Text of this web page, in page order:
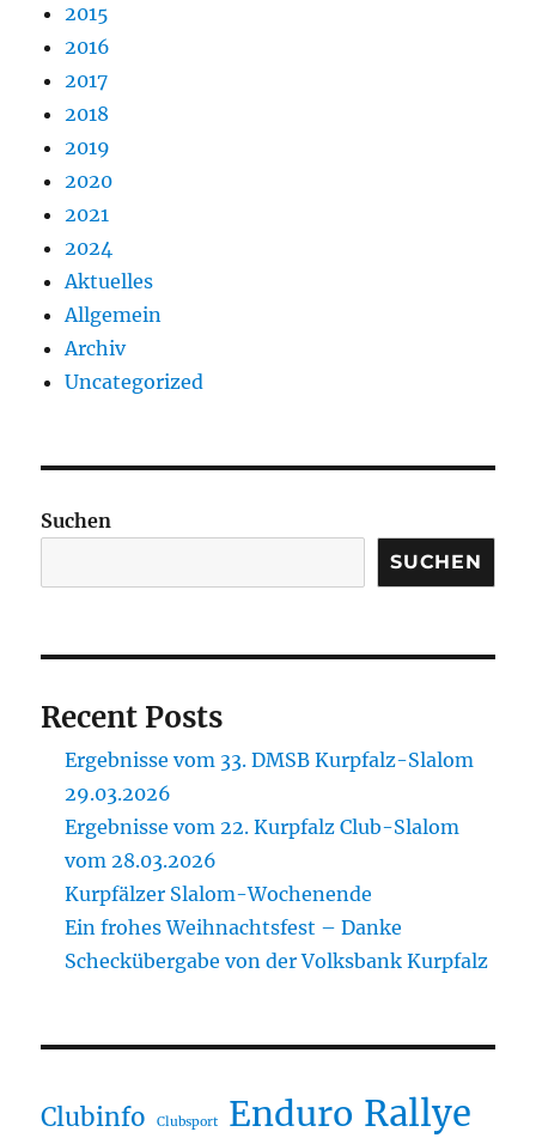
2015
2016
2017
2018
2019
2020
2021
2024
Aktuelles
Allgemein
Archiv
Uncategorized
Suchen
SUCHEN
Recent Posts
Ergebnisse vom 33. DMSB Kurpfalz-Slalom
29.03.2026
Ergebnisse vom 22. Kurpfalz Club-Slalom
vom 28.03.2026
Kurpfälzer Slalom-Wochenende
Ein frohes Weihnachtsfest – Danke
Scheckübergabe von der Volksbank Kurpfalz
Clubinfo Clubsport Enduro Rallye